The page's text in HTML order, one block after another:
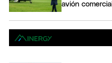
avión comercial